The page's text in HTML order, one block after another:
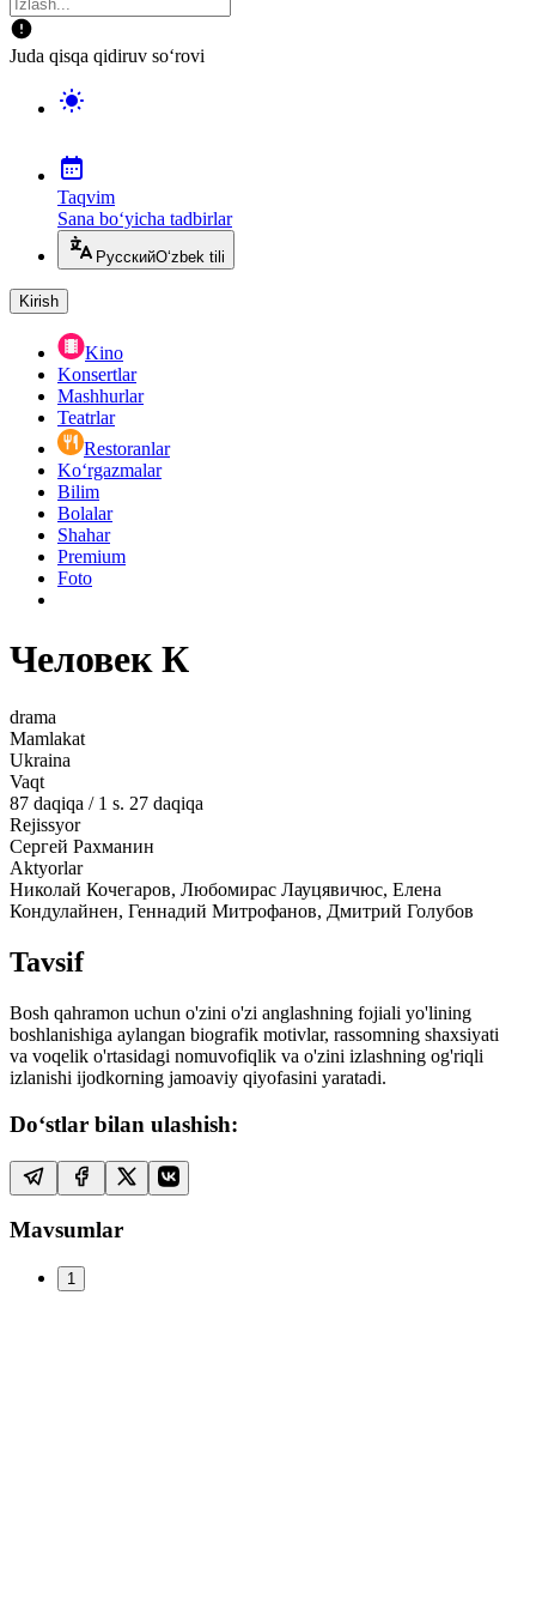
Juda qisqa qidiruv so‘rovi
Taqvim
Sana bo‘yicha tadbirlar
РусскийO‘zbek tili
Kirish
Kino
Konsertlar
Mashhurlar
Teatrlar
Restoranlar
Ko‘rgazmalar
Bilim
Bolalar
Shahar
Premium
Foto
Человек К
drama
Mamlakat
Ukraina
Vaqt
87 daqiqa / 1 s. 27 daqiqa
Rejissyor
Сергей Рахманин
Aktyorlar
Николай Кочегаров, Любомирас Лауцявичюс, Елена
Кондулайнен, Геннадий Митрофанов, Дмитрий Голубов
Tavsif
Bosh qahramon uchun o'zini o'zi anglashning fojiali yo'lining
boshlanishiga aylangan biografik motivlar, rassomning shaxsiyati
va voqelik o'rtasidagi nomuvofiqlik va o'zini izlashning og'riqli
izlanishi ijodkorning jamoaviy qiyofasini yaratadi.
Do‘stlar bilan ulashish:
Mavsumlar
1